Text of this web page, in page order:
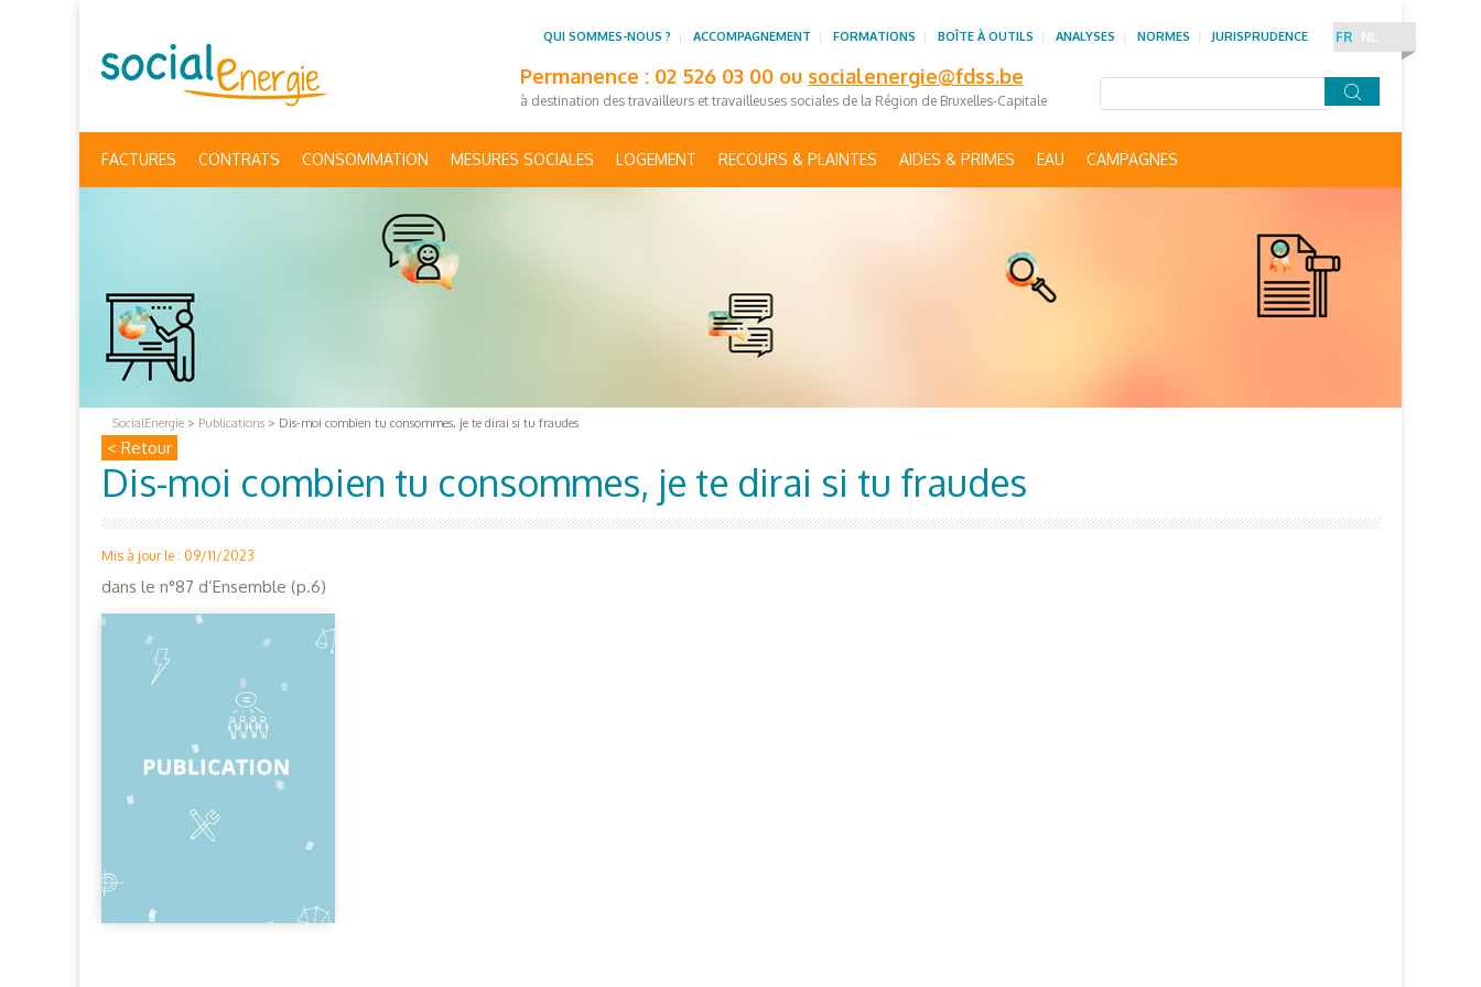
Permanence : 02 526 03 00 ou socialenergie@fdss.be
à destination des travailleurs et travailleuses sociales de la Région de Bruxelles-Capitale
QUI SOMMES-NOUS ? ACCOMPAGNEMENT FORMATIONS BOÎTE À OUTILS ANALYSES NORMES JURISPRUDENCE FR NL
FACTURES CONTRATS CONSOMMATION MESURES SOCIALES LOGEMENT RECOURS & PLAINTES AIDES & PRIMES EAU CAMPAGNES
SocialEnergie > Publications > Dis-moi combien tu consommes, je te dirai si tu fraudes
< Retour
Dis-moi combien tu consommes, je te dirai si tu fraudes
Mis à jour le : 09/11/2023
dans le n°87 d’Ensemble (p.6)